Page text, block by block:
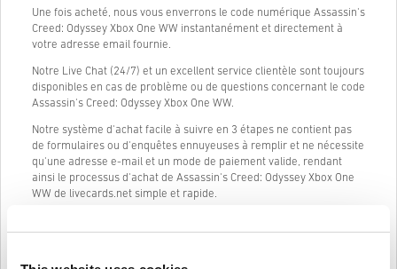
Une fois acheté, nous vous enverrons le code numérique Assassin's
Creed: Odyssey Xbox One WW instantanément et directement à
votre adresse email fournie.
Notre Live Chat (24/7) et un excellent service clientèle sont toujours
disponibles en cas de problème ou de questions concernant le code
Assassin's Creed: Odyssey Xbox One WW.
Notre système d'achat facile à suivre en 3 étapes ne contient pas
de formulaires ou d'enquêtes ennuyeuses à remplir et ne nécessite
qu'une adresse e-mail et un mode de paiement valide, rendant
ainsi le processus d'achat de Assassin's Creed: Odyssey Xbox One
WW de livecards.net simple et rapide.